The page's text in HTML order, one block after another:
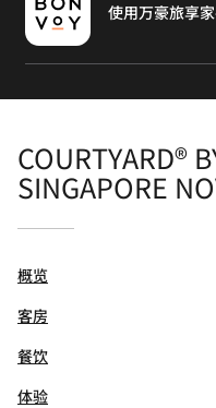
使用万豪旅享
COURTYARD®
SINGAPORE
概览
客房
餐饮
体验